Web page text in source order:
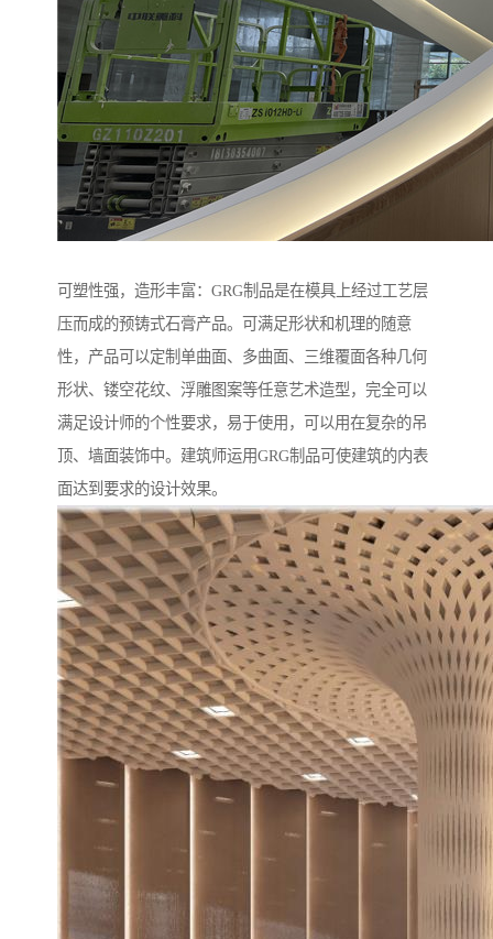
可塑性强，造形丰富：GRG制品是在模具上经过工艺层
压而成的预铸式石膏产品。可满足形状和机理的随意
性，产品可以定制单曲面、多曲面、三维覆面各种几何
形状、镂空花纹、浮雕图案等任意艺术造型，完全可以
满足设计师的个性要求，易于使用，可以用在复杂的吊
顶、墙面装饰中。建筑师运用GRG制品可使建筑的内表
面达到要求的设计效果。